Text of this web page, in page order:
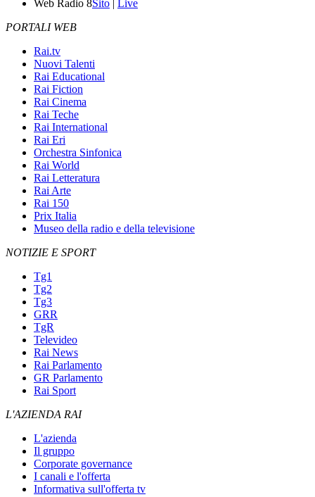
Web Radio 8Sito | Live
PORTALI WEB
Rai.tv
Nuovi Talenti
Rai Educational
Rai Fiction
Rai Cinema
Rai Teche
Rai International
Rai Eri
Orchestra Sinfonica
Rai World
Rai Letteratura
Rai Arte
Rai 150
Prix Italia
Museo della radio e della televisione
NOTIZIE E SPORT
Tg1
Tg2
Tg3
GRR
TgR
Televideo
Rai News
Rai Parlamento
GR Parlamento
Rai Sport
L'AZIENDA RAI
L'azienda
Il gruppo
Corporate governance
I canali e l'offerta
Informativa sull'offerta tv